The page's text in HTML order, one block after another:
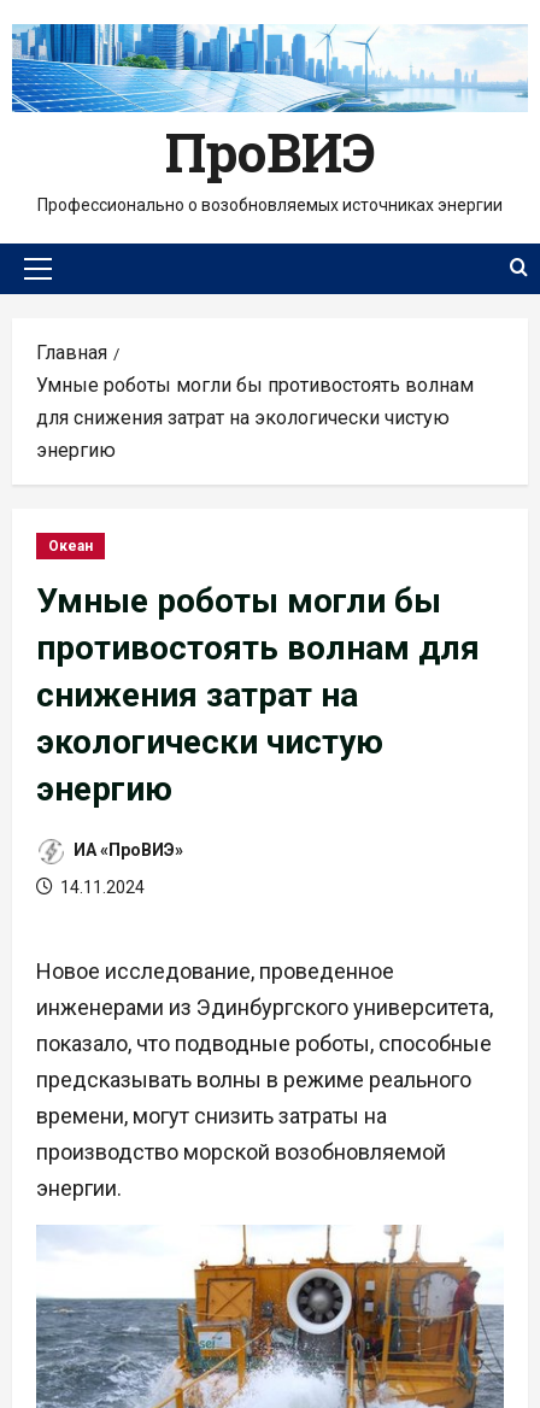
содержимому
ПроВИЭ
Профессионально о возобновляемых источниках энергии
Основное
Главная
Умные роботы могли бы противостоять волнам
для снижения затрат на экологически чистую
энергию
Океан
Умные роботы могли бы
противостоять волнам для
снижения затрат на
экологически чистую
энергию
ИА «ПроВИЭ»
14.11.2024
Новое исследование, проведенное
инженерами из Эдинбургского университета,
показало, что подводные роботы, способные
предсказывать волны в режиме реального
времени, могут снизить затраты на
производство морской возобновляемой
энергии.